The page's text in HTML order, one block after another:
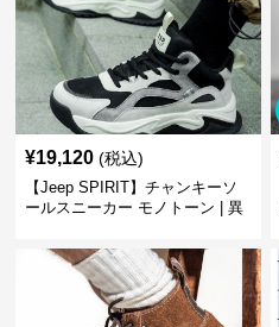
¥19,120 (税込)
【Jeep SPIRIT】チャンキーソ
ールスニーカー モノトーン | 異